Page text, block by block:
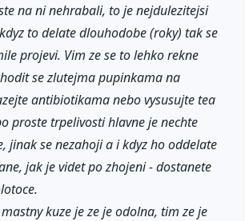
na ni nehrabali, to je nejdulezitejsi
to delate dlouhodobe (roky) tak se
projevi. Vim ze se to lehko rekne
se zlutejma pupinkama na
antibiotikama nebo vysusujte tea
proste trpelivosti hlavne je nechte
jinak se nezahoji a i kdyz ho oddelate
jak je videt po zhojeni - dostanete
kuze je ze je odolna, tim ze je